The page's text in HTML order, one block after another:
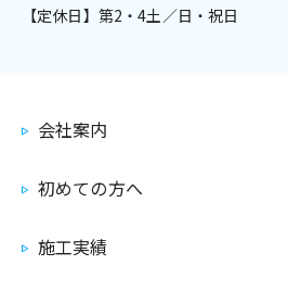
【定休日】第2・4土／日・祝日
会社案内
初めての方へ
施工実績